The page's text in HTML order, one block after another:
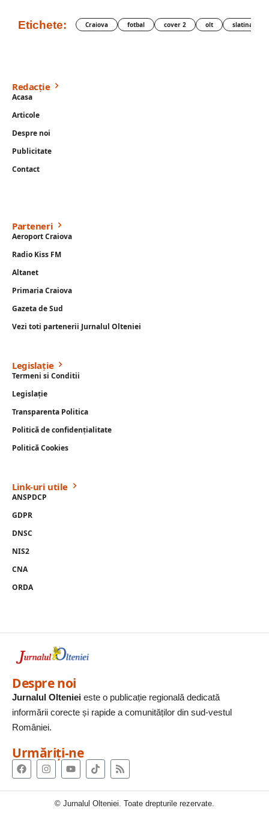
Etichete: Craiova fotbal cover 2 olt slatina
Redacție
Acasa
Articole
Despre noi
Publicitate
Contact
Parteneri
Aeroport Craiova
Radio Kiss FM
Altanet
Primaria Craiova
Gazeta de Sud
Vezi toti partenerii Jurnalul Olteniei
Legislație
Termeni si Conditii
Legislație
Transparenta Politica
Politică de confidențialitate
Politică Cookies
Link-uri utile
ANSPDCP
GDPR
DNSC
NIS2
CNA
ORDA
Despre noi
Jurnalul Olteniei este o publicație regională dedicată
informării corecte și rapide a comunităților din sud-vestul
României.
Urmăriți-ne
© Jurnalul Olteniei. Toate drepturile rezervate.